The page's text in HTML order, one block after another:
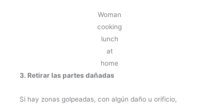
Woman
cooking
lunch
at
home
3. Retirar las partes dañadas
Si hay zonas golpeadas, con algún daño u orificio,